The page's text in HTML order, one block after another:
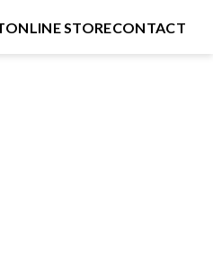
ONLINE STORECONTACT